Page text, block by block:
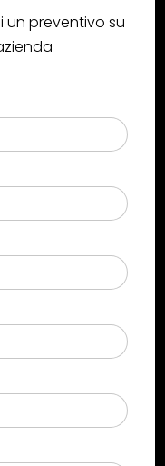
un preventivo su